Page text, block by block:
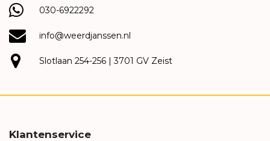
030-6922292
info@weerdjanssen.nl
Slotlaan 254-256 | 3701 GV Zeist
Klantenservice